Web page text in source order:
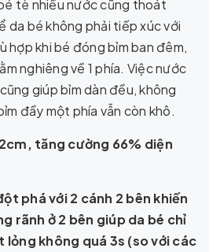
tè nhiều nước cũng thoát
da bé không phải tiếp xúc với
hợp khi bé đóng bỉm ban đêm,
nghiêng về 1 phía. Việc nước
giúp bỉm dàn đều, không
đầy một phía vẫn còn khô.
tăng cường 66% diện
phá với 2 cánh 2 bên khiến
rãnh ở 2 bên giúp da bé chỉ
lỏng không quá 3s (so với các